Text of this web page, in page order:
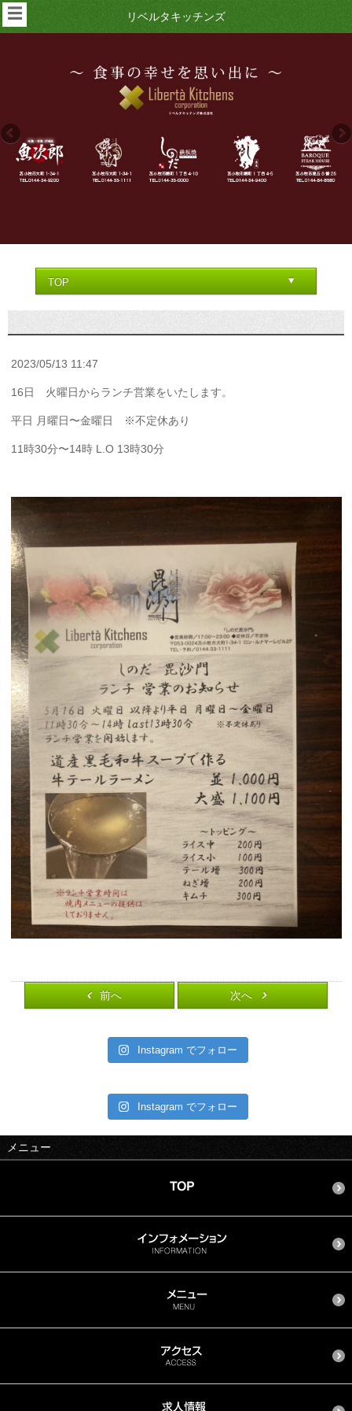
リベルタキッチンズ
☰
2023/05/13 11:47
16日 火曜日からランチ営業をいたします。
平日 月曜日〜金曜日 ※不定休あり
11時30分〜14時 L.O 13時30分
前へ 次へ
Instagram でフォロー
Instagram でフォロー
メニュー